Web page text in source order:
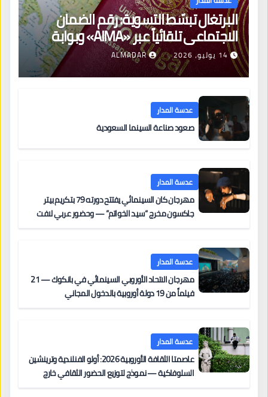
البرتغال تبسّط التسوية: رقم الضمان
الاجتماعي تلقائياً عبر «AIMA» وبوابة
جديدة لتجديد الإقامات
14 يوليو، 2026 ALMADAR
عدسة المدار
صعود صناعة السينما السعودية
عدسة المدار
مهرجان كان السينمائي يفتتح دورته 79 بتكريم بيتر
جاكسون مخرج “سيد الخواتم” — وحضور عربي لافت
عدسة المدار
مهرجان الاتحاد الأوروبي السينمائي في بانكوك — 21
فيلماً من 19 دولة أوروبية بالدخول المجاني
عدسة المدار
عاصمتا الثقافة الأوروبية 2026: أولو الفنلندية وترينشين
السلوفاكية — نموذج لتوزيع الحضور الثقافي خارج